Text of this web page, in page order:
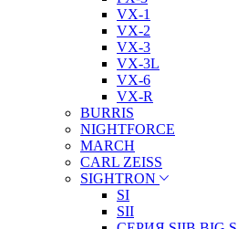
VX-1
VX-2
VX-3
VX-3L
VX-6
VX-R
BURRIS
NIGHTFORCE
MARCH
CARL ZEISS
SIGHTRON
SI
SII